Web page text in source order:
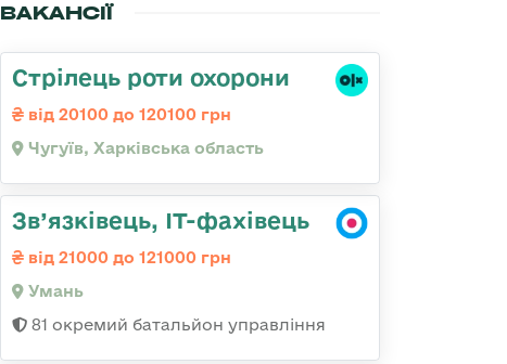
ВАКАНСІЇ
Стрілець роти охорони
від 20100 до 120100 грн
Чугуїв, Харківська область
Зв’язківець, ІТ-фахівець
від 21000 до 121000 грн
Умань
81 окремий батальйон управління